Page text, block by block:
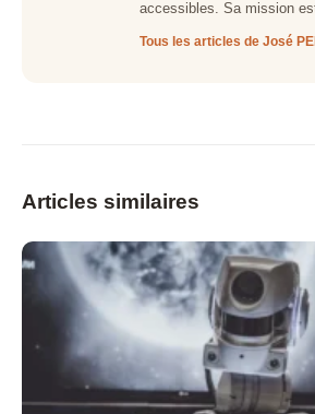
accessibles. Sa mission
Tous les articles de José
Articles similaires